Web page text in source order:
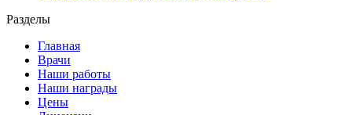
Разделы
Главная
Врачи
Наши работы
Наши награды
Цены